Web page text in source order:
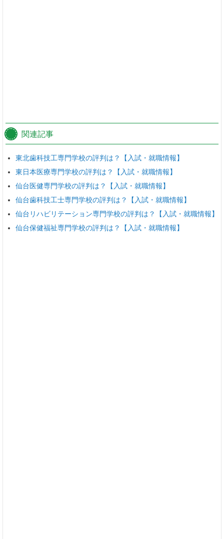
関連記事
東北歯科技工専門学校の評判は？【入試・就職情報】
東日本医療専門学校の評判は？【入試・就職情報】
仙台医健専門学校の評判は？【入試・就職情報】
仙台歯科技工士専門学校の評判は？【入試・就職情報】
仙台リハビリテーション専門学校の評判は？【入試・就職情報】
仙台保健福祉専門学校の評判は？【入試・就職情報】